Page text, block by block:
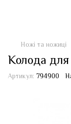
Ножі та ножиці
Колода
Артикул: 794900